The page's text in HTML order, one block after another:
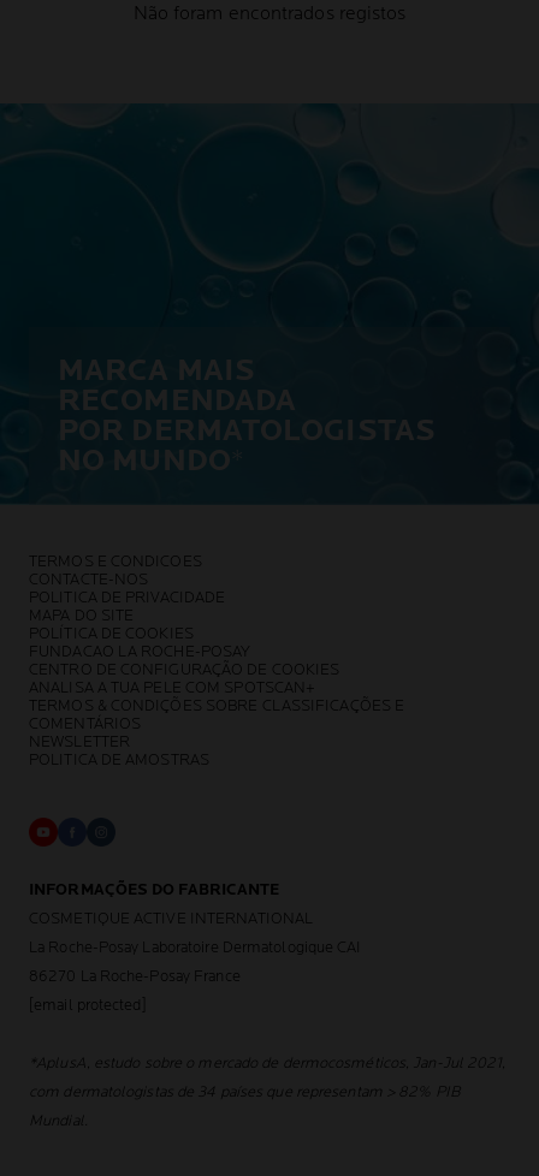
Não foram encontrados registos
MARCA MAIS
RECOMENDADA
POR DERMATOLOGISTAS
NO MUNDO
TERMOS E CONDICOES
CONTACTE-NOS
POLITICA DE PRIVACIDADE
MAPA DO SITE
POLÍTICA DE COOKIES
FUNDACAO LA ROCHE-POSAY
CENTRO DE CONFIGURAÇÃO DE COOKIES
ANALISA A TUA PELE COM SPOTSCAN+
TERMOS & CONDIÇÕES SOBRE CLASSIFICAÇÕES E
COMENTÁRIOS
NEWSLETTER
POLITICA DE AMOSTRAS
INFORMAÇÕES DO FABRICANTE
COSMETIQUE ACTIVE INTERNATIONAL
La Roche-Posay Laboratoire Dermatologique CAI
86270 La Roche-Posay France
[email protected]
*AplusA, estudo sobre o mercado de dermocosméticos, Jan-Jul 2021,
com dermatologistas de 34 países que representam > 82% PIB
Mundial.